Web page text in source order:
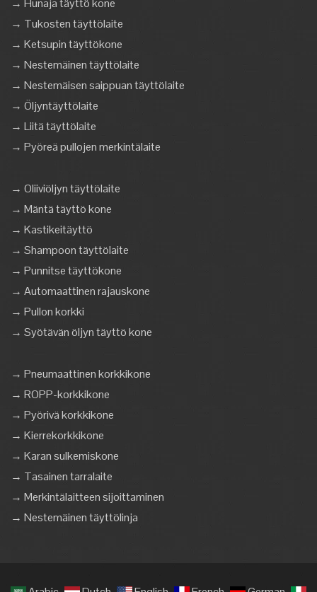
→ Hunaja täyttö kone
→ Tukosten täyttölaite
→ Ketsupin täyttökone
→ Nestemäinen täyttölaite
→ Nestemäisen saippuan täyttölaite
→ Öljyntäyttölaite
→ Liitä täyttölaite
→ Pyöreä pullojen merkintälaite
→ Oliiviöljyn täyttölaite
→ Mäntä täyttö kone
→ Kastikeitäyttö
→ Shampoon täyttölaite
→ Punnitse täyttökone
→ Automaattinen rajauskone
→ Pullon korkki
→ Syötävän öljyn täyttö kone
→ Pneumaattinen korkkikone
→ ROPP-korkkikone
→ Pyörivä korkkikone
→ Kierrekorkkikone
→ Karan sulkemiskone
→ Tasainen tarralaite
→ Merkintälaitteen sijoittaminen
→ Nestemäinen täyttölinja